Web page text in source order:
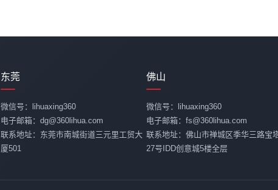
东莞
微信号：lihuaxing360
电子邮箱：dg@360lihua.com
联系地址：东莞市南城街道三元里工贸大
厦501
佛山
微信号：lihuaxing360
电子邮箱：fs@360lihua.com
联系地址：佛山市禅城区季华三路宝
27号IDD创意城5楼全层